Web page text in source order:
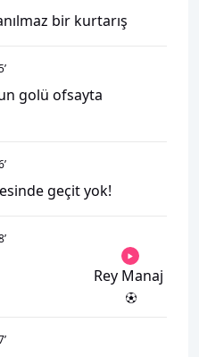
bir kurtarış
’
golü ofsayta
’
geçit yok!
’
Rey Manaj
’